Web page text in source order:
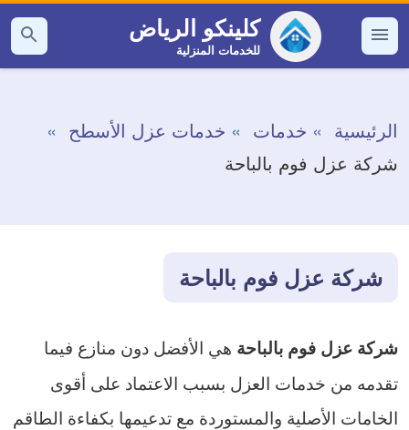
التجاوز
إلى القائمة
كلينكو الرياض
للخدمات المنزلية
بحث
عن
الرئيسية خدمات
خدمات عزل الأسطح
شركة عزل فوم بالباحة
شركة عزل فوم بالباحة
شركة عزل فوم بالباحة هي الأفضل دون منازع فيما
تقدمه من خدمات العزل بسبب الاعتماد على أقوى
الخامات الأصلية والمستوردة مع تدعيمها بكفاءة الطاقم